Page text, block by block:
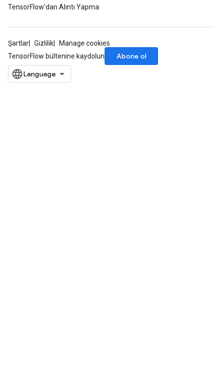
TensorFlow'dan Alıntı Yapma
Şartlar Gizlilik
Manage cookies
TensorFlow bültenine kaydolun
Abone ol